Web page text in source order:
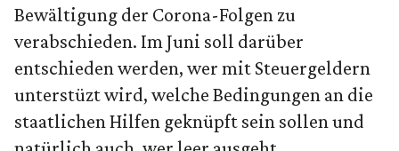
Bewältigung der Corona-Folgen zu
verabschieden. Im Juni soll darüber
entschieden werden, wer mit Steuergeldern
unterstüzt wird, welche Bedingungen an die
staatlichen Hilfen geknüpft sein sollen und